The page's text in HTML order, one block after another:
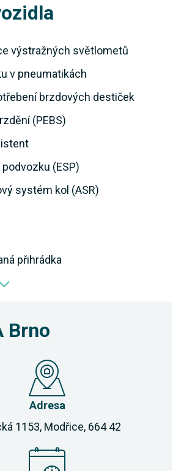
výstražných světlometů
v pneumatikách
brzdových destiček
(PEBS)
(ESP)
systém kol (ASR)
přihrádka
Brno
Adresa
1153, Modřice, 664 42